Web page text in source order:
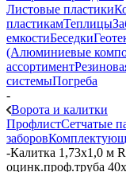
Листовые пластики
пластикамТеплицы
емкостиБеседки
(Алюминиевые
ассортимент
системыПогреба
-
Ворота и калитки
ПрофлистСетчатые
заборов
-Калитка 1,73х1,0 м
оцинк.проф.труба